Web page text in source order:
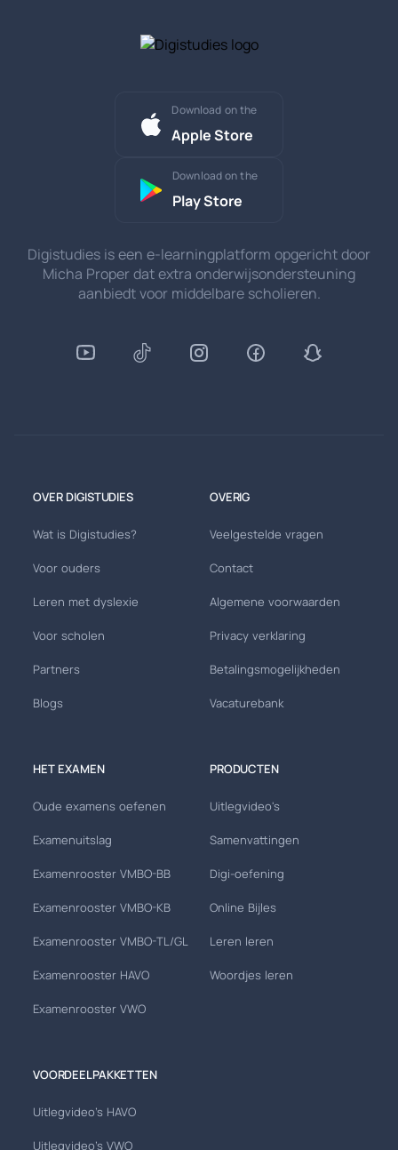
Download on the
Apple Store
Download on the
Play Store
Digistudies is een e-learningplatform opgericht door
Micha Proper dat extra onderwijsondersteuning
aanbiedt voor middelbare scholieren.
OVER DIGISTUDIES
Wat is Digistudies?
Voor ouders
Leren met dyslexie
Voor scholen
Partners
Blogs
OVERIG
Veelgestelde vragen
Contact
Algemene voorwaarden
Privacy verklaring
Betalingsmogelijkheden
Vacaturebank
HET EXAMEN
Oude examens oefenen
Examenuitslag
Examenrooster VMBO-BB
Examenrooster VMBO-KB
Examenrooster VMBO-TL/GL
Examenrooster HAVO
Examenrooster VWO
PRODUCTEN
Uitlegvideo's
Samenvattingen
Digi-oefening
Online Bijles
Leren leren
Woordjes leren
VOORDEELPAKKETTEN
Uitlegvideo's HAVO
Uitlegvideo's VWO